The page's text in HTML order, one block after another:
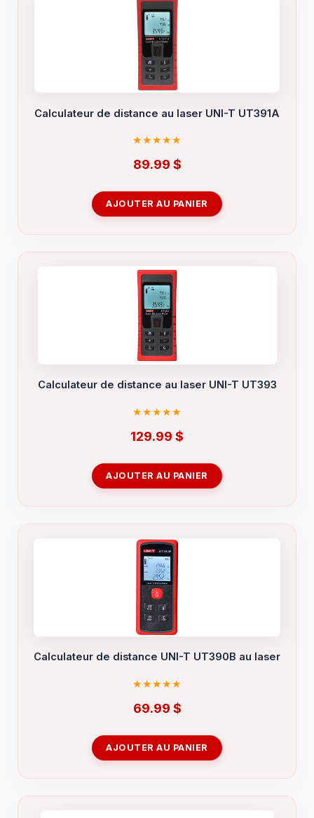
Calculateur de distance au laser UNI-T UT391A
89.99 $
AJOUTER AU PANIER
Calculateur de distance au laser UNI-T UT393
129.99 $
AJOUTER AU PANIER
Calculateur de distance UNI-T UT390B au laser
69.99 $
AJOUTER AU PANIER